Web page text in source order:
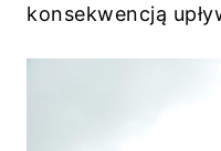
konsekwencją